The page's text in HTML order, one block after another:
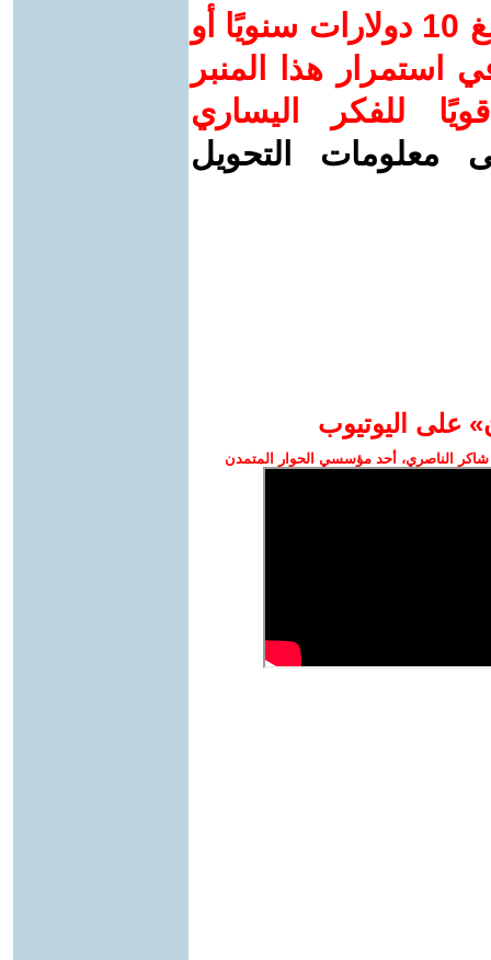
ساهم/ي معنا! بدعمكم بمبلغ 10 دولارات سنويًا أو
استمرار هذا المنبر
للفكر اليساري
معلومات التحويل
على اليوتيوب
الناصري، أحد مؤسسي الحوار المتمدن